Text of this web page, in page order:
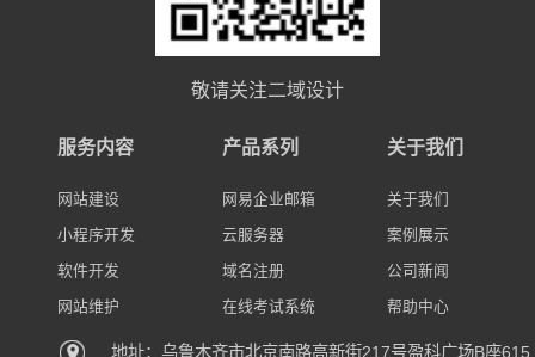
敬请关注二域设计
服务内容
网站建设
小程序开发
软件开发
网站维护
产品系列
网易企业邮箱
云服务器
域名注册
在线考试系统
关于我们
关于我们
案例展示
公司新闻
帮助中心
地址：乌鲁木齐市北京南路高新街217号盈科广场B座615